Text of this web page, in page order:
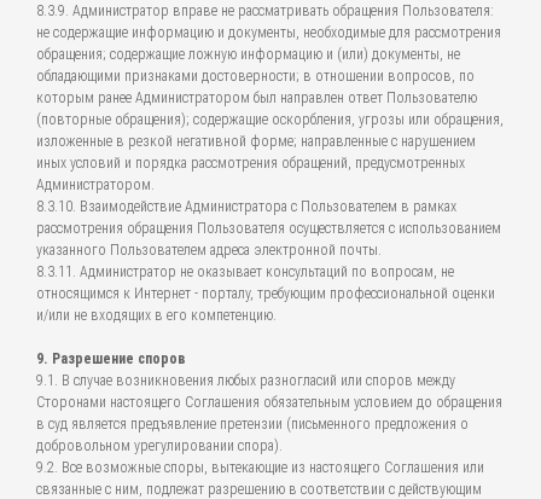
8.3.9. Администратор вправе не рассматривать обращения Пользователя:
не содержащие информацию и документы, необходимые для рассмотрения
обращения; содержащие ложную информацию и (или) документы, не
обладающими признаками достоверности; в отношении вопросов, по
которым ранее Администратором был направлен ответ Пользователю
(повторные обращения); содержащие оскорбления, угрозы или обращения,
изложенные в резкой негативной форме; направленные с нарушением
иных условий и порядка рассмотрения обращений, предусмотренных
Администратором.
8.3.10. Взаимодействие Администратора с Пользователем в рамках
рассмотрения обращения Пользователя осуществляется с использованием
указанного Пользователем адреса электронной почты.
8.3.11. Администратор не оказывает консультаций по вопросам, не
относящимся к Интернет - порталу, требующим профессиональной оценки
и/или не входящих в его компетенцию.
9. Разрешение споров
9.1. В случае возникновения любых разногласий или споров между
Сторонами настоящего Соглашения обязательным условием до обращения
в суд является предъявление претензии (письменного предложения о
добровольном урегулировании спора).
9.2. Все возможные споры, вытекающие из настоящего Соглашения или
связанные с ним, подлежат разрешению в соответствии с действующим